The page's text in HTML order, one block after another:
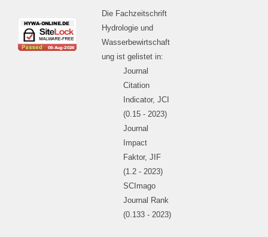
Die Fachzeitschrift
Hydrologie und
Wasserbewirtschaft
ung ist gelistet in:
Journal
Citation
Indicator, JCI
(0.15 - 2023)
Journal
Impact
Faktor, JIF
(1.2 - 2023)
SCImago
Journal Rank
(0.133 - 2023)